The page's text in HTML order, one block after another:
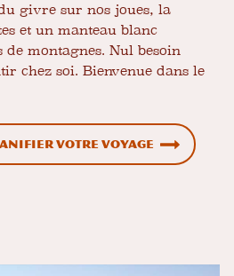
givre sur nos joues, la
et un manteau blanc
montagnes. Nul besoin
chez soi. Bienvenue dans le
votre voyage